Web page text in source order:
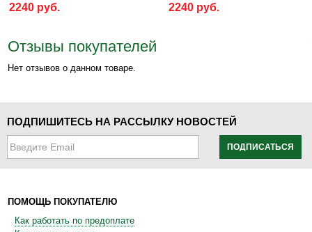
2240 руб.
2240 руб.
Отзывы покупателей
Нет отзывов о данном товаре.
ПОДПИШИТЕСЬ НА РАССЫЛКУ НОВОСТЕЙ
ПОДПИСАТЬСЯ
ПОМОЩЬ ПОКУПАТЕЛЮ
Как работать по предоплате